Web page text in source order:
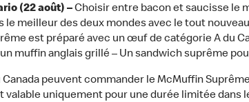
(22 août) –Choisir entre bacon et saucisse le
le meilleur des deux mondes avec le tout
est préparé avec un œuf de catégorie A du
muffin anglais grillé – Un sandwich suprême
peuvent commander le McMuffin
valable uniquement pour une durée limitée dans